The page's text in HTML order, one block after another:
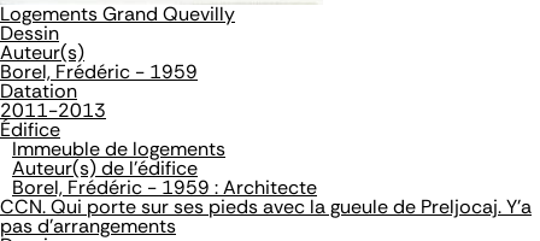
Logements Grand Quevilly
Dessin
Auteur(s)
Borel, Frédéric - 1959
Datation
2011-2013
Édifice
Immeuble de logements
Auteur(s) de l'édifice
Borel, Frédéric - 1959 : Architecte
CCN. Qui porte sur ses pieds avec la gueule de Preljocaj. Y'a
pas d'arrangements